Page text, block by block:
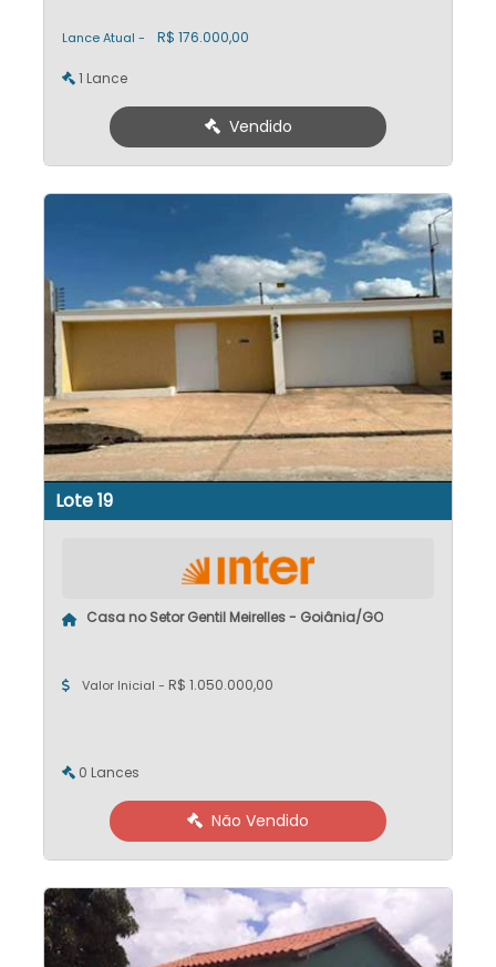
Lance Atual - R$ 176.000,00
1 Lance
Vendido
Lote 19
Casa no Setor Gentil Meirelles - Goiânia/GO
Valor Inicial - R$ 1.050.000,00
0 Lances
Não Vendido